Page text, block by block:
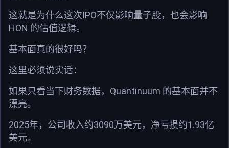
这就是为什么这次IPO不仅影响量子股，也会影响
HON 的估值逻辑。
基本面真的很好吗？
这里必须说实话：
如果只看当下财务数据，Quantinuum 的基本面并不
漂亮。
2025年，公司收入约3090万美元，净亏损约1.93亿
美元。